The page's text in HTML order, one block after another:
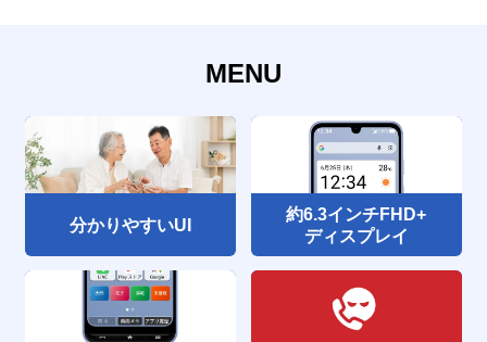
MENU
分かりやすいUI
約6.3インチFHD+
ディスプレイ